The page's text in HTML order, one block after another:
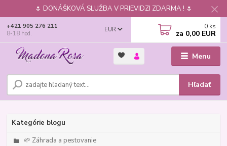
🌷 DONÁŠKOVÁ SLUŽBA V PRIEVIDZI ZDARMA ! 🌷
Menu
EUR
Hľadať
+421 905 276 211
8-18 hod.
0 ks
za 0,00 EUR
Kategórie blogu
🌱 Záhrada a pestovanie